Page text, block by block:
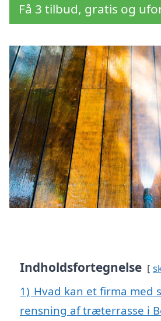
Få 3 tilbud, gratis og
Indholdsfortegnelse
1) Hvad kan et firma med
rensning af træterrasse i